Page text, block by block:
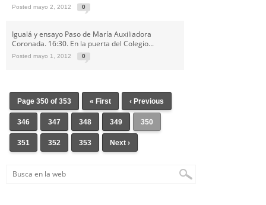
Posted mayo 2, 2012 0
Igualá y ensayo Paso de María Auxiliadora
Coronada. 16:30. En la puerta del Colegio...
Posted mayo 1, 2012 0
Page 350 of 353 « First ‹ Previous
346 347 348 349 350
351 352 353 Next ›